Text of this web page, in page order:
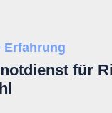
Erfahrung
für